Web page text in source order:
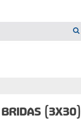
(3X30)